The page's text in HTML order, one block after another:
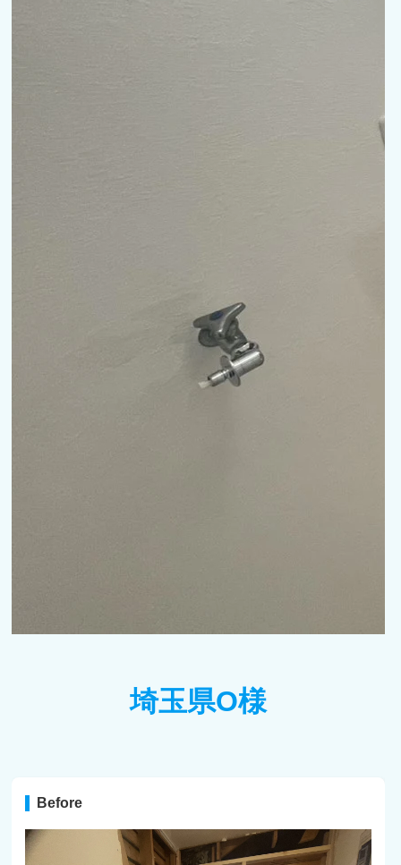
埼玉県O様
Before